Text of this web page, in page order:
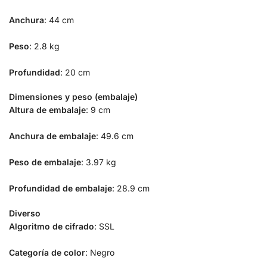
Anchura: 44 cm
Peso: 2.8 kg
Profundidad: 20 cm
Dimensiones y peso (embalaje)
Altura de embalaje: 9 cm
Anchura de embalaje: 49.6 cm
Peso de embalaje: 3.97 kg
Profundidad de embalaje: 28.9 cm
Diverso
Algoritmo de cifrado: SSL
Categoría de color: Negro